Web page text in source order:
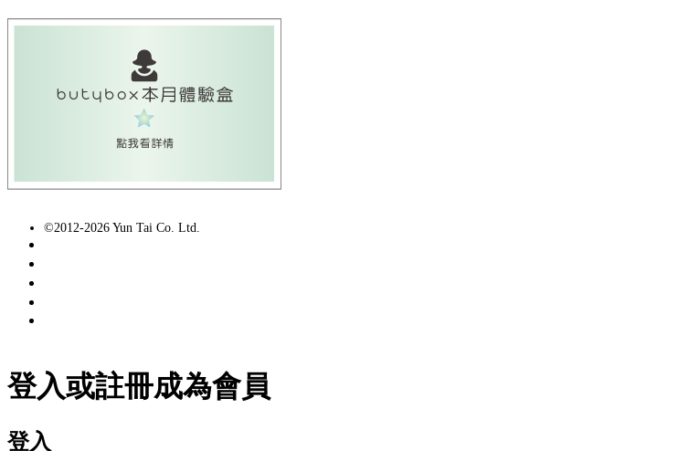
©2012-2026 Yun Tai Co. Ltd.
登入或註冊成為會員
登入